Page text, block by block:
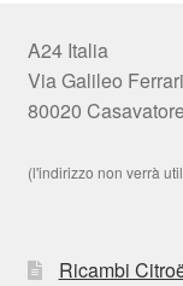
A24 Italia
Via Galileo
80020
(l'indirizzo non verrà
Ricambi